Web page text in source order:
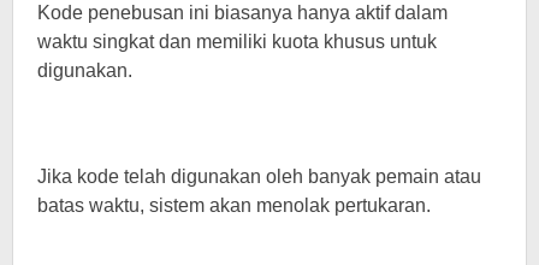
Kode penebusan ini biasanya hanya aktif dalam
waktu singkat dan memiliki kuota khusus untuk
digunakan.
Jika kode telah digunakan oleh banyak pemain atau
batas waktu, sistem akan menolak pertukaran.